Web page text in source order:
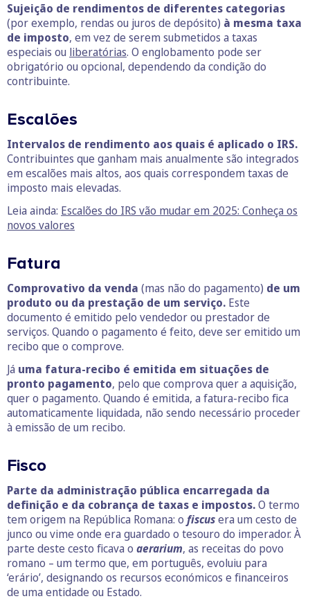
Sujeição de rendimentos de diferentes categorias
(por exemplo, rendas ou juros de depósito) à mesma taxa
de imposto, em vez de serem submetidos a taxas
especiais ou liberatórias. O englobamento pode ser
obrigatório ou opcional, dependendo da condição do
contribuinte.
Escalões
Intervalos de rendimento aos quais é aplicado o IRS.
Contribuintes que ganham mais anualmente são integrados
em escalões mais altos, aos quais correspondem taxas de
imposto mais elevadas.
Leia ainda: Escalões do IRS vão mudar em 2025: Conheça os
novos valores
Fatura
Comprovativo da venda (mas não do pagamento) de um
produto ou da prestação de um serviço. Este
documento é emitido pelo vendedor ou prestador de
serviços. Quando o pagamento é feito, deve ser emitido um
recibo que o comprove.
Já uma fatura-recibo é emitida em situações de
pronto pagamento, pelo que comprova quer a aquisição,
quer o pagamento. Quando é emitida, a fatura-recibo fica
automaticamente liquidada, não sendo necessário proceder
à emissão de um recibo.
Fisco
Parte da administração pública encarregada da
definição e da cobrança de taxas e impostos.O termo
tem origem na República Romana: o fiscusera um cesto de
junco ou vime onde era guardado o tesouro do imperador. À
parte deste cesto ficava o aerarium, as receitas do povo
romano – um termo que, em português, evoluiu para
‘erário’, designando os recursos económicos e financeiros
de uma entidade ou Estado.